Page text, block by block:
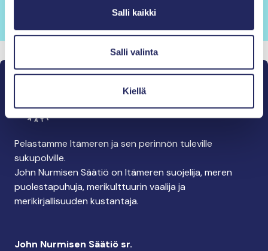
Salli kaikki
Salli valinta
Kiellä
Pelastamme Itämeren ja sen perinnön tuleville
sukupolville.
John Nurmisen Säätiö on Itämeren suojelija, meren
puolestapuhuja, merikulttuurin vaalija ja
merikirjallisuuden kustantaja.
John Nurmisen Säätiö sr.